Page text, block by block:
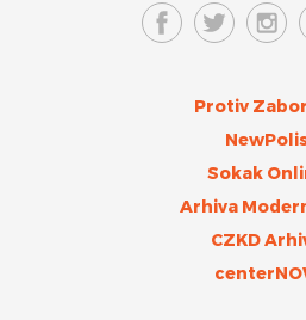
Protiv
Sokak
Arhiva
CZKD